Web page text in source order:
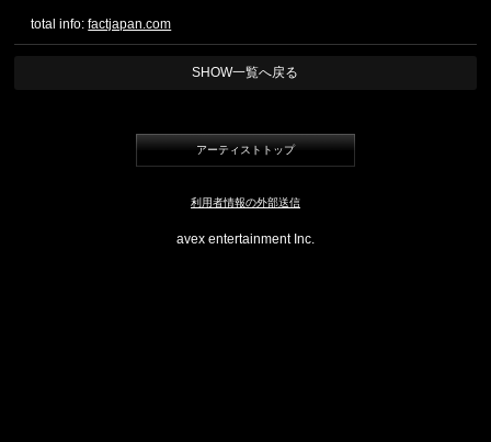
total info:factjapan.com
SHOW一覧へ戻る
アーティストトップ
利用者情報の外部送信
avex entertainment Inc.